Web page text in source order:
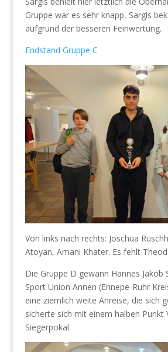
Gruppe war es sehr knapp, Sargis
aufgrund der besseren Feinwertung.
Endstand Gruppe C
Von links nach rechts: Joschua
Atoyan, Amani Khater. Es fehlt
Die Gruppe D gewann Hannes Jakob
Sport Union Annen (Ennepe-Ruhr
eine ziemlich weite Anreise, die sich
sicherte sich mit einem halben Punkt
Siegerpokal.